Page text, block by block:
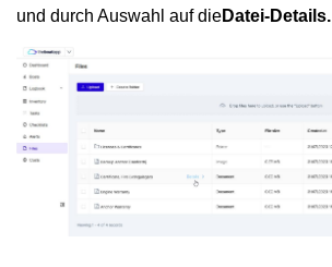
und durch Auswahl auf dieDatei-Details.